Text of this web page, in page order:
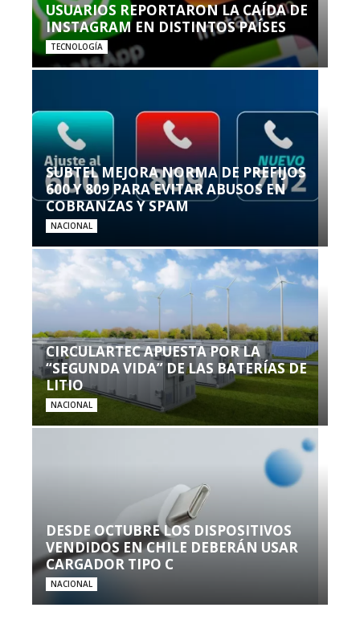
USUARIOS REPORTARON LA CAÍDA DE
INSTAGRAM EN DISTINTOS PAÍSES
TECNOLOGÍA
SUBTEL MEJORA NORMA DE PREFIJOS
600 Y 809 PARA EVITAR ABUSOS EN
COBRANZAS Y SPAM
NACIONAL
CIRCULARTEC APUESTA POR LA
“SEGUNDA VIDA” DE LAS BATERÍAS DE
LITIO
NACIONAL
DESDE OCTUBRE LOS DISPOSITIVOS
VENDIDOS EN CHILE DEBERÁN USAR
CARGADOR TIPO C
NACIONAL